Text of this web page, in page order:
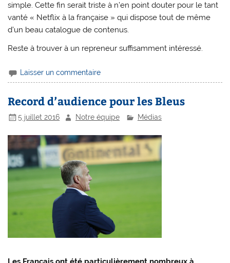
simple. Cette fin serait triste à n’en point douter pour le tant
vanté « Netflix à la française » qui dispose tout de même
d’un beau catalogue de contenus.
Reste à trouver à un repreneur suffisamment intéressé.
Laisser un commentaire
Record d’audience pour les Bleus
5 juillet 2016 Notre équipe Médias